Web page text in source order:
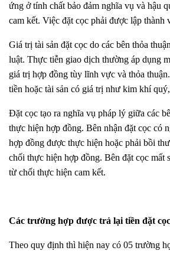
ứng ở tính chất bảo đảm nghĩa vụ và hậu
cam kết. Việc đặt cọc phải được lập thành
Giá trị tài sản đặt cọc do các bên thỏa
luật. Thực tiễn giao dịch thường áp dụng
giá trị hợp đồng tùy lĩnh vực và thỏa
tiền hoặc tài sản có giá trị như kim khí
Đặt cọc tạo ra nghĩa vụ pháp lý giữa các
thực hiện hợp đồng. Bên nhận đặt cọc có
hợp đồng được thực hiện hoặc phải bồi
chối thực hiện hợp đồng. Bên đặt cọc mất
từ chối thực hiện cam kết.
Các trường hợp được trả lại tiền đặt cọc
Theo quy định thì hiện nay có 05 trường